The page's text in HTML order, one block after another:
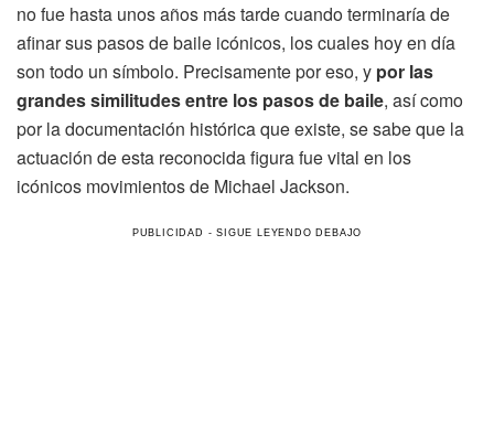
no fue hasta unos años más tarde cuando terminaría de
afinar sus pasos de baile icónicos, los cuales hoy en día
son todo un símbolo. Precisamente por eso, y por las
grandes similitudes entre los pasos de baile, así como
por la documentación histórica que existe, se sabe que la
actuación de esta reconocida figura fue vital en los
icónicos movimientos de Michael Jackson.